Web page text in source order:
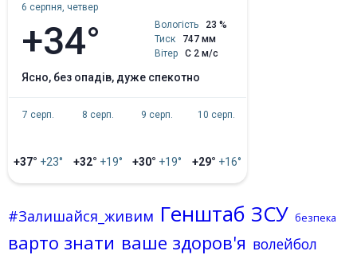
6 серпня, четвер
+34° Вологість
23 %
Тиск
747 мм
Вітер
С 2 м/с
ясно, без опадів, дуже спекотно
7 серп.
+37° +23°
8 серп.
+32° +19°
9 серп.
+30° +19°
10 серп.
+29° +16°
#Залишайся_живим Генштаб ЗСУ безпека
варто знати ваше здоров'я волейбол